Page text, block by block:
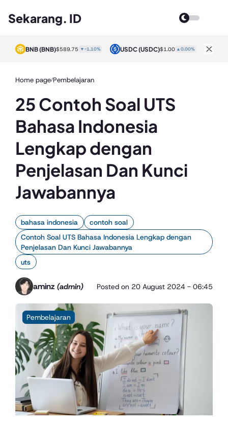
Sekarang. ID
BNB(BNB)$589.75 ▼-1.10% USDC(USDC)$1.00 ▲0.00%
Home page/Pembelajaran
25 Contoh Soal UTS
Bahasa Indonesia
Lengkap dengan
Penjelasan Dan Kunci
Jawabannya
bahasa indonesia
contoh soal
Contoh Soal UTS Bahasa Indonesia Lengkap dengan
Penjelasan Dan Kunci Jawabannya
uts
aminz (admin) Posted on 20 August 2024 - 06:45
Pembelajaran